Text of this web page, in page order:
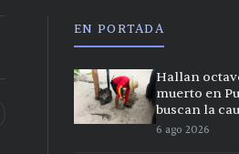
EN PORTADA
Hallan
muerto en
buscan la
6 ago 2026